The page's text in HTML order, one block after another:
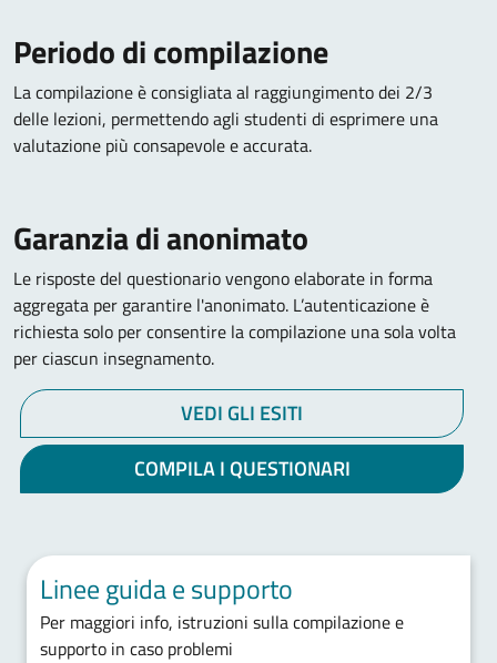
Periodo di compilazione
La compilazione è consigliata al raggiungimento dei 2/3
delle lezioni, permettendo agli studenti di esprimere una
valutazione più consapevole e accurata.
Garanzia di anonimato
Le risposte del questionario vengono elaborate in forma
aggregata per garantire l'anonimato. L’autenticazione è
richiesta solo per consentire la compilazione una sola volta
per ciascun insegnamento.
VEDI GLI ESITI
COMPILA I QUESTIONARI
Linee guida e supporto
Per maggiori info, istruzioni sulla compilazione e
supporto in caso problemi